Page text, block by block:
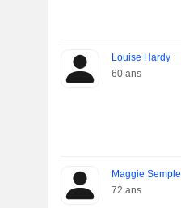
Louise Hardy
60 ans
Maggie Semple
72 ans